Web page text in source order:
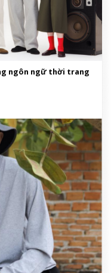
ngôn ngữ thời trang